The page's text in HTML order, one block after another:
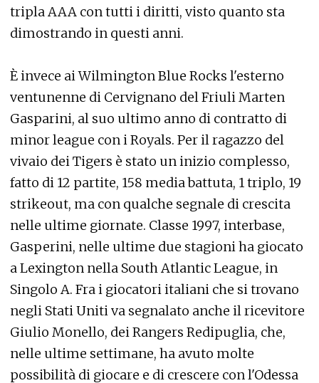
tripla AAA con tutti i diritti, visto quanto sta
dimostrando in questi anni.
È invece ai Wilmington Blue Rocks l'esterno
ventunenne di Cervignano del Friuli Marten
Gasparini, al suo ultimo anno di contratto di
minor league con i Royals. Per il ragazzo del
vivaio dei Tigers è stato un inizio complesso,
fatto di 12 partite, 158 media battuta, 1 triplo, 19
strikeout, ma con qualche segnale di crescita
nelle ultime giornate. Classe 1997, interbase,
Gasperini, nelle ultime due stagioni ha giocato
a Lexington nella South Atlantic League, in
Singolo A. Fra i giocatori italiani che si trovano
negli Stati Uniti va segnalato anche il ricevitore
Giulio Monello, dei Rangers Redipuglia, che,
nelle ultime settimane, ha avuto molte
possibilità di giocare e di crescere con l'Odessa